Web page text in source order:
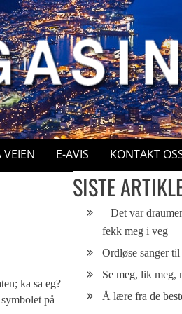
VEIEN E-AVIS KONTAKT
ka sa eg?
på
SISTE
– Det var
fekk meg i veg
Ordløse sanger
Se meg, lik meg,
Å lære fra de